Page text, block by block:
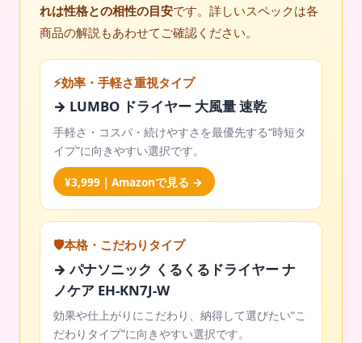
れは性格との相性の目安です。詳しいスペックは各
商品の解説もあわせてご確認ください。
⚡効率・手軽さ重視タイプ
→ LUMBO ドライヤー 大風量 速乾
手軽さ・コスパ・続けやすさを最優先する“時短タ
イプ”に向きやすい選択です。
¥3,999｜Amazonで見る →
🛡️本格・こだわりタイプ
→ パナソニック くるくるドライヤー ナ
ノケア EH-KN7J-W
効果や仕上がりにこだわり、納得して選びたい“こ
だわりタイプ”に向きやすい選択です。